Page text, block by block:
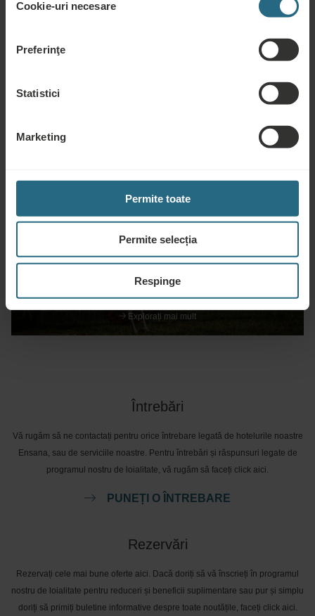
clienți, continuați cu butonul „Activați tot”.
consimțământului
Cookie-uri necesare
Preferinţe
Statistici
Marketing
Permite toate
Permite selecția
Respinge
Evenimente
Explorați mai mult
Întrebări
Vă rugăm să ne contactați pentru orice întrebare legată de hotelurile noastre
Ensana, sau de serviciile noastre. Pentru întrebări și răspunsuri legate de
programul nostru de loialitate, vă rugăm să faceți click aici.
PUNEȚI O ÎNTREBARE
Rezervări
Rezervați cele mai bune oferte aici. Dacă doriți să vă înscrieți în programul
nostru de loialitate pentru reduceri și beneficii suplimentare sau pur și simplu
doriți să primiți buletine informative despre toate noutățile, faceți click aici.